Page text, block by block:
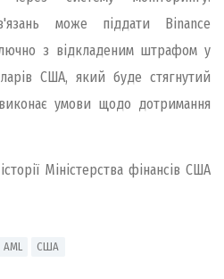
може піддати Binance
з відкладеним штрафом у
США, який буде стягнутий
умови щодо дотримання
Міністерства фінансів США
AML США